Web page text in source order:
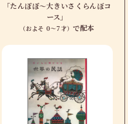
「たんぽぽ〜大きいさくらんぼコ
ース」
（およそ 0〜7才） で配本